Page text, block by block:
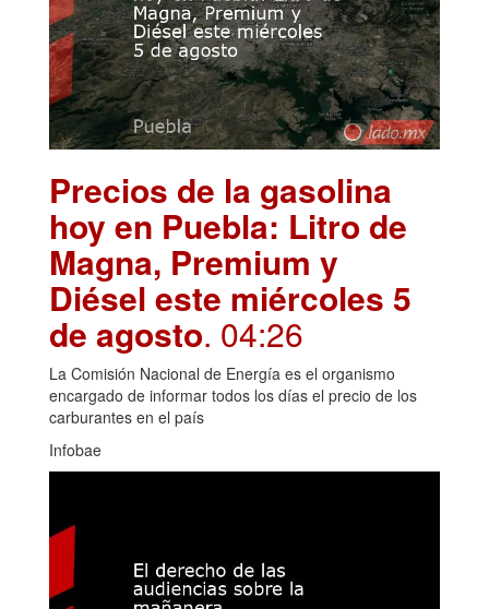
Precios de la gasolina
hoy en Puebla: Litro de
Magna, Premium y
Diésel este miércoles 5
de agosto. 04:26
La Comisión Nacional de Energía es el organismo
encargado de informar todos los días el precio de los
carburantes en el país
Infobae